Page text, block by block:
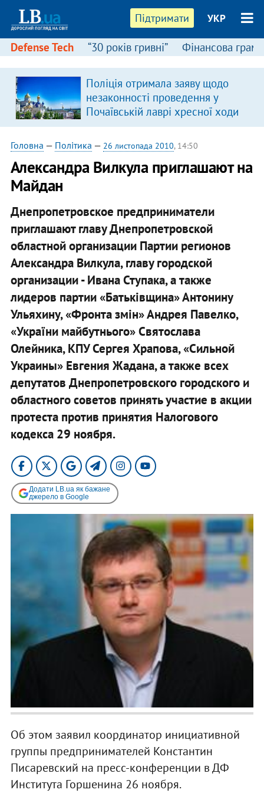
Підтримати УКР
Defense Tech “30 років гривні” Фінансова
Поліція отримала заяву щодо
незаконності проведення у
Почаївській лаврі хресної ходи
Головна — Політика — 26 листопада 2010, 14:50
Александра Вилкула приглашают на
Майдан
Днепропетровское предприниматели
приглашают главу Днепропетровской
областной организации Партии регионов
Александра Вилкула, главу городской
организации - Ивана Ступака, а также
лидеров партии «Батьківщина» Антонину
Ульяхину, «Фронта змін» Андрея Павелко,
«України майбутнього» Святослава
Олейника, КПУ Сергея Храпова, «Сильной
Украины» Евгения Жадана, а также всех
депутатов Днепропетровского городского и
областного советов принять участие в акции
протеста против принятия Налогового
кодекса 29 ноября.​
Додати LB.ua як бажане
джерело в Google
Об этом заявил координатор инициативной
группы предпринимателей Константин
Писаревский на пресс-конференции в ДФ
Института Горшенина 26 ноября.